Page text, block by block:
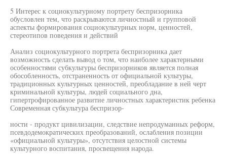
5 Интерес к социокультурному портрету беспризорника
обусловлен тем, что раскрываются личностный и групповой
аспекты формирования социокультурных норм, ценностей,
стереотипов поведения и действий
Анализ социокультурного портрета беспризорника дает
возможность сделать вывод о том, что наиболее характерными
особенностями субкультуры беспризорников является полная
обособленность, отстраненность от официальной культуры,
традиционных культурных ценностей, преобладание в ней черт
криминальной культуры, людей социального дна,
гипертрофированное развитие личностных характеристик ребенка
Современная субкультура беспризор-
ности - продукт цивилизации, следствие непродуманных реформ,
псевдодемократических преобразований, ослабления позиции
«официальной культуры», отсутствия целостной системы
культурного воспитания, просвещения народа.